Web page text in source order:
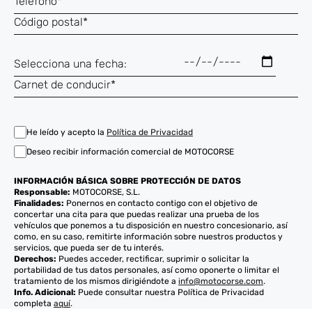
He leído y acepto la Política de Privacidad
Deseo recibir información comercial de MOTOCORSE
INFORMACIÓN BÁSICA SOBRE PROTECCIÓN DE DATOS
Responsable: MOTOCORSE, S.L.
Finalidades: Ponernos en contacto contigo con el objetivo de
concertar una cita para que puedas realizar una prueba de los
vehículos que ponemos a tu disposición en nuestro concesionario, así
como, en su caso, remitirte información sobre nuestros productos y
servicios, que pueda ser de tu interés.
Derechos: Puedes acceder, rectificar, suprimir o solicitar la
portabilidad de tus datos personales, así como oponerte o limitar el
tratamiento de los mismos dirigiéndote a info@motocorse.com.
Info. Adicional: Puede consultar nuestra Política de Privacidad
completa aquí.